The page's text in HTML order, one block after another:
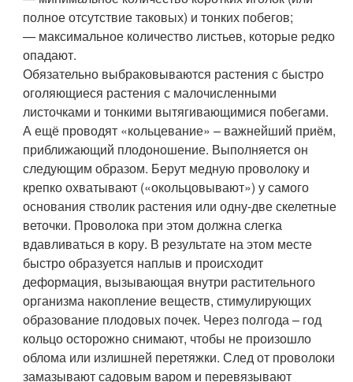
полное отсутствие таковых) и тонких побегов;
— максимальное количество листьев, которые редко
опадают.
Обязательно выбраковываются растения с быстро
оголяющиеся растения с малочисленными
листочками и тонкими вытягивающимися побегами.
А ещё проводят «кольцевание» – важнейший приём,
приближающий плодоношение. Выполняется он
следующим образом. Берут медную проволоку и
крепко охватывают («окольцовывают») у самого
основания стволик растения или одну-две скелетные
веточки. Проволока при этом должна слегка
вдавливаться в кору. В результате на этом месте
быстро образуется наплыв и происходит
деформация, вызывающая внутри растительного
организма накопление веществ, стимулирующих
образование плодовых почек. Через полгода – год
кольцо осторожно снимают, чтобы не произошло
облома или излишней перетяжки. След от проволоки
замазывают садовым варом и перевязывают